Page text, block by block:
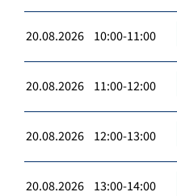
20.08.2026 10:00-11:00
20.08.2026 11:00-12:00
20.08.2026 12:00-13:00
20.08.2026 13:00-14:00